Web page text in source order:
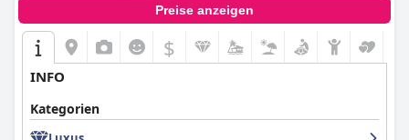
Preise anzeigen
$
INFO
Kategorien